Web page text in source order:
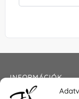
INFORMÁCIÓK